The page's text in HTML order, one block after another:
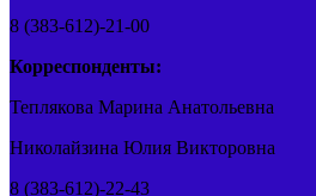
8 (383-612)-21-00
Корреспонденты:
Теплякова Марина Анатольевна
Николайзина Юлия Викторовна
8 (383-612)-22-43